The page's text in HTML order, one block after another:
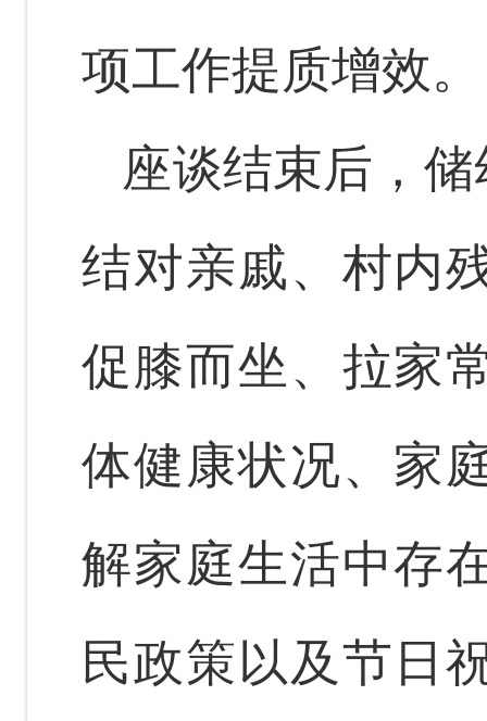
项工作提质增效。
座谈结束后，
结对亲戚、村内
促膝而坐、拉家
体健康状况、家
解家庭生活中存
民政策以及节日